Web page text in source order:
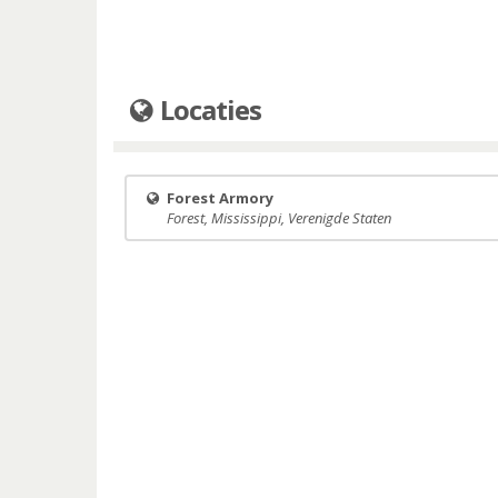
Locaties
Forest Armory
Forest, Mississippi, Verenigde Staten